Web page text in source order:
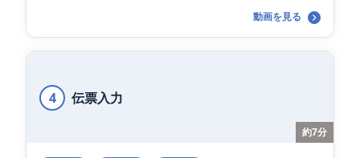
動画を見る
4 伝票入力
約7分